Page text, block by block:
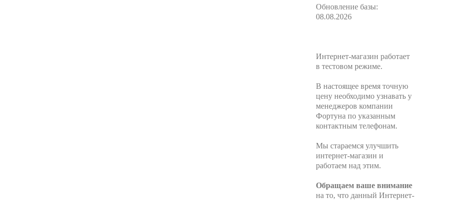
Обновление базы:
08.08.2026
Интернет-магазин работает
в тестовом режиме.
В настоящее время точную
цену необходимо узнавать у
менеджеров компании
Фортуна по указанным
контактным телефонам.
Мы стараемся улучшить
интернет-магазин и
работаем над этим.
Обращаем ваше внимание
на то, что данный Интернет-